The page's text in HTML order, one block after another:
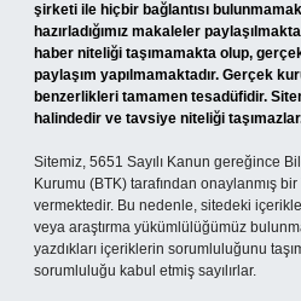
şirketi ile hiçbir bağlantısı
hazırladığımız makaleler
haber niteliği taşımamakta olup,
paylaşım yapılmamaktadır. Gerçek
benzerlikleri tamamen tesadüfidir.
halindedir ve tavsiye niteliği
Sitemiz, 5651 Sayılı Kanun gereğince
Kurumu (BTK) tarafından onaylanmış
vermektedir. Bu nedenle, sitedeki
veya araştırma yükümlülüğümüz
yazdıkları içeriklerin sorumluluğunu
sorumluluğu kabul etmiş sayılırlar.